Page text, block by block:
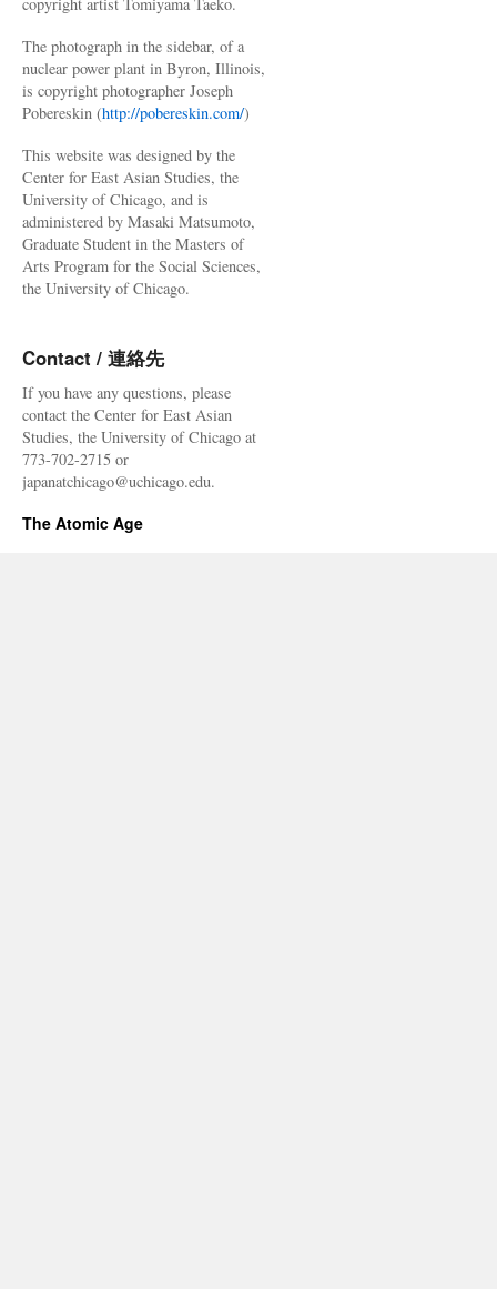
The photograph in the sidebar, of a
nuclear power plant in Byron, Illinois,
is copyright photographer Joseph
Pobereskin (http://pobereskin.com/)
This website was designed by the
Center for East Asian Studies, the
University of Chicago, and is
administered by Masaki Matsumoto,
Graduate Student in the Masters of
Arts Program for the Social Sciences,
the University of Chicago.
Contact / 連絡先
If you have any questions, please
contact the Center for East Asian
Studies, the University of Chicago at
773-702-2715 or
japanatchicago@uchicago.edu.
The Atomic Age